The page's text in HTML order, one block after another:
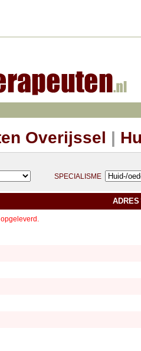
Overijssel |
SPECIALISME
ADRES